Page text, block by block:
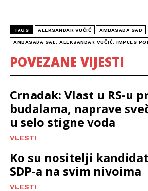
TAGS ALEKSANDAR VUČIĆ AMBASADA SAD
AMBASADA SAD. ALEKSANDAR VUČIĆ. IMPULS
POVEZANE VIJESTI
Crnadak: Vlast u RS-u
budalama, naprave
u selo stigne voda
VIJESTI
Ko su nositelji
SDP-a na svim nivoima
VIJESTI